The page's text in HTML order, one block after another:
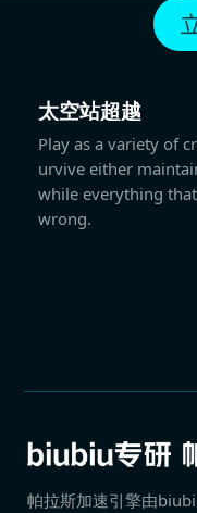
太空站超越
Play as a variety of
urvive either
while everything
wrong.
帕拉斯加速引擎由